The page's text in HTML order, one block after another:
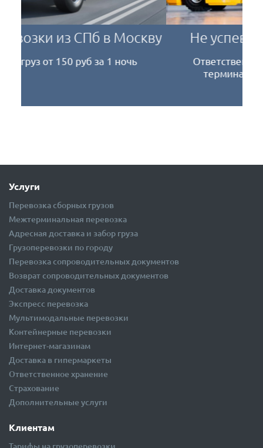
Не успеваете забрать груз?
то, что вам нужно!
Услуги
Перевозка сборных грузов
Межтерминальная перевозка
Адресная доставка и забор груза
Грузоперевозки по городу
Перевозка сопроводительных документов
Возврат сопроводительных документов
Доставка документов
Экспресс перевозка
Мультимодальные перевозки
Контейнерные перевозки
Интернет-магазинам
Доставка в гипермаркеты
Ответственное хранение
Дополнительные услуги